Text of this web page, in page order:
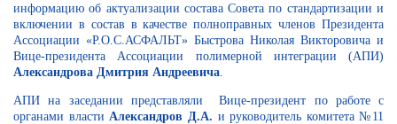
информацию об актуализации состава Совета по стандартизации и
включении в состав в качестве полноправных членов Президента
Ассоциации «Р.О.С.АСФАЛЬТ» Быстрова Николая Викторовича и
Вице-президента Ассоциации полимерной интеграции (АПИ)
Александрова Дмитрия Андреевича
АПИ на заседании представляли Вице-президент по работе с
органами власти Александров Д.А. и руководитель комитета №11